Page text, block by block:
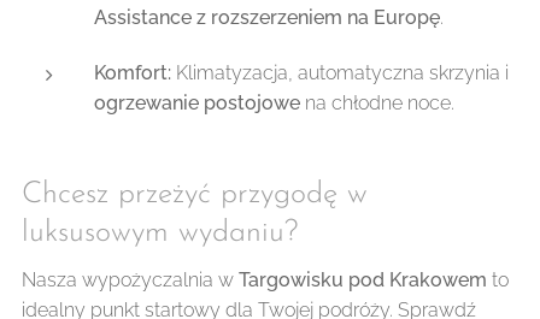
Assistance z rozszerzeniem na Europę.
Komfort: Klimatyzacja, automatyczna skrzynia i
ogrzewanie postojowe na chłodne noce.
Chcesz przeżyć przygodę w
luksusowym wydaniu?
Nasza wypożyczalnia w Targowisku pod Krakowem to
idealny punkt startowy dla Twojej podróży. Sprawdź